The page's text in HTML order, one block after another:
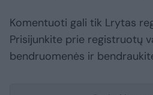
Komentuoti gali tik Lrytas
Prisijunkite prie registruotų
bendruomenės ir